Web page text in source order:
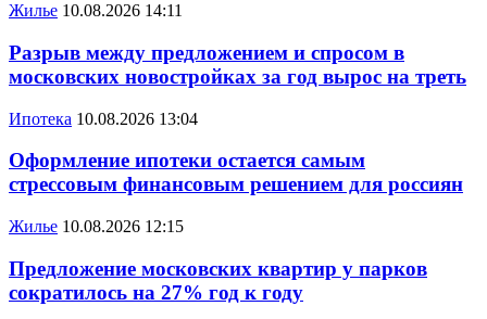
Жилье 10.08.2026 14:11
Разрыв между предложением и спросом в
московских новостройках за год вырос на треть
Ипотека 10.08.2026 13:04
Оформление ипотеки остается самым
стрессовым финансовым решением для россиян
Жилье 10.08.2026 12:15
Предложение московских квартир у парков
сократилось на 27% год к году